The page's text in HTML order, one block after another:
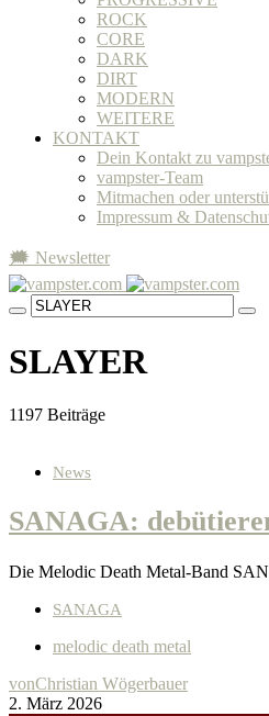
ROCK
CORE
DARK
DIRT
MODERN
WEITERE
KONTAKT
Dein Kontakt zu
vampster-Team
Mitmachen oder
Impressum &
🗯 Newsletter
SLAYER
1197 Beiträge
News
SANAGA:
Die Melodic Death Metal-Band
SANAGA
melodic death metal
vonChristian Wögerbauer
2. März 2026